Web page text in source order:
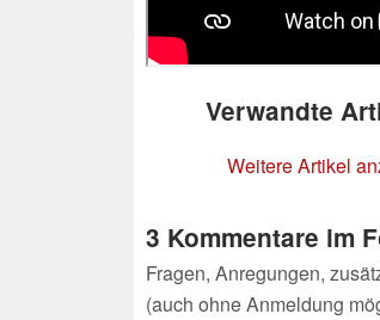
Verwandte
Weitere Artikel
3 Kommentare im
Fragen, Anregungen,
(auch ohne Anmeldung